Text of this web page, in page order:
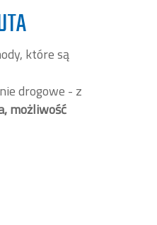
które są
drogowe - z
możliwość